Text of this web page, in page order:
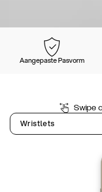
Aangepaste Pasvorm
Swipe
Wristlets